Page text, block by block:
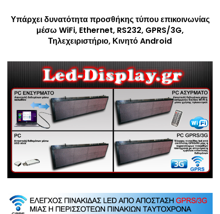
Υπάρχει δυνατότητα προσθήκης τύπου επικοινωνίας
μέσω WiFi, Ethernet, RS232, GPRS/3G,
Τηλεχειριστήριο, Κινητό Android